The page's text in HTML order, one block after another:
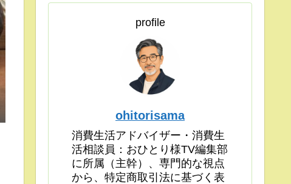
profile
ohitorisama
消費生活アドバイザー・消費生
活相談員：おひとり様TV編集部
に所属（主幹）、専門的な視点
から、特定商取引法に基づく表